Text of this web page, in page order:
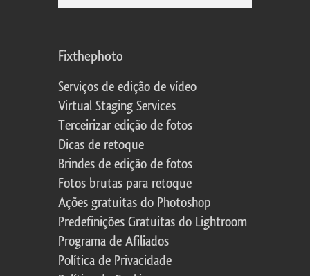
Fixthephoto
Serviços de edição de vídeo
Virtual Staging Services
Terceirizar edição de fotos
Dicas de retoque
Brindes de edição de fotos
Fotos brutas para retoque
Ações gratuitas do Photoshop
Predefinições Gratuitas do Lightroom
Programa de Afiliados
Política de Privacidade